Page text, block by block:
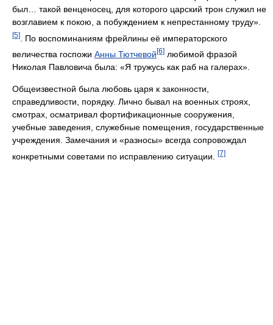
был… такой венценосец, для которого царский трон служил не
возглавием к покою, а побуждением к непрестанному труду».
[5]
. По воспоминаниям фрейлины её императорского
величества госпожи Анны Тютчевой [6] любимой фразой
Николая Павловича была: «Я тружусь как раб на галерах».
Общеизвестной была любовь царя к законности,
справедливости, порядку. Лично бывал на военных строях,
смотрах, осматривал фортификационные сооружения,
учебные заведения, служебные помещения, государственные
учреждения. Замечания и «разносы» всегда сопровождал
конкретными советами по исправлению ситуации.
[7]